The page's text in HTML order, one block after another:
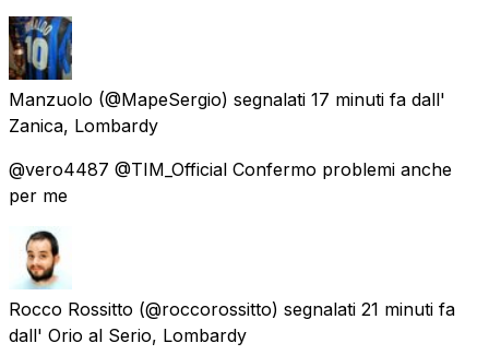
Manzuolo (@MapeSergio) segnalati 17 minuti fa dall'
Zanica, Lombardy
@vero4487 @TIM_Official Confermo problemi anche
per me
Rocco Rossitto (@roccorossitto) segnalati 21 minuti fa
dall' Orio al Serio, Lombardy